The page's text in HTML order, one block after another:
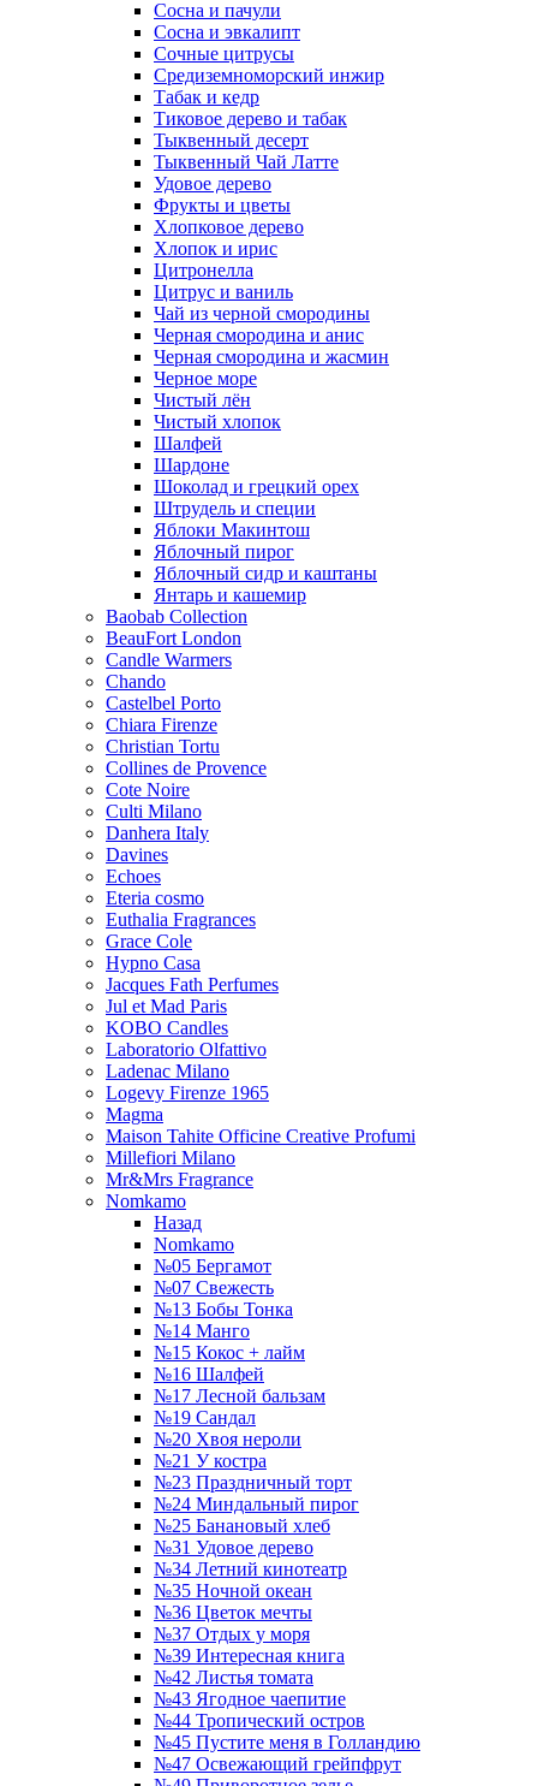
Сосна и пачули
Сосна и эвкалипт
Сочные цитрусы
Средиземноморский инжир
Табак и кедр
Тиковое дерево и табак
Тыквенный десерт
Тыквенный Чай Латте
Удовое дерево
Фрукты и цветы
Хлопковое дерево
Хлопок и ирис
Цитронелла
Цитрус и ваниль
Чай из черной смородины
Черная смородина и анис
Черная смородина и жасмин
Черное море
Чистый лён
Чистый хлопок
Шалфей
Шардоне
Шоколад и грецкий орех
Штрудель и специи
Яблоки Макинтош
Яблочный пирог
Яблочный сидр и каштаны
Янтарь и кашемир
Baobab Collection
BeauFort London
Candle Warmers
Chando
Castelbel Porto
Chiara Firenze
Christian Tortu
Collines de Provence
Cote Noire
Culti Milano
Danhera Italy
Davines
Echoes
Eteria cosmo
Euthalia Fragrances
Grace Cole
Hypno Casa
Jacques Fath Perfumes
Jul et Mad Paris
KOBO Candles
Laboratorio Olfattivo
Ladenac Milano
Logevy Firenze 1965
Magma
Maison Tahite Officine Creative Profumi
Millefiori Milano
Mr&Mrs Fragrance
Nomkamo
Назад
Nomkamo
№05 Бергамот
№07 Свежесть
№13 Бобы Тонка
№14 Манго
№15 Кокос + лайм
№16 Шалфей
№17 Лесной бальзам
№19 Сандал
№20 Хвоя нероли
№21 У костра
№23 Праздничный торт
№24 Миндальный пирог
№25 Банановый хлеб
№31 Удовое дерево
№34 Летний кинотеатр
№35 Ночной океан
№36 Цветок мечты
№37 Отдых у моря
№39 Интересная книга
№42 Листья томата
№43 Ягодное чаепитие
№44 Тропический остров
№45 Пустите меня в Голландию
№47 Освежающий грейпфрут